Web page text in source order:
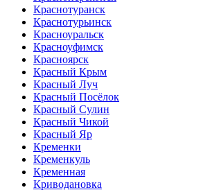
Краснотуранск
Краснотурьинск
Красноуральск
Красноуфимск
Красноярск
Красный Крым
Красный Луч
Красный Посёлок
Красный Сулин
Красный Чикой
Красный Яр
Кременки
Кременкуль
Кременная
Криводановка